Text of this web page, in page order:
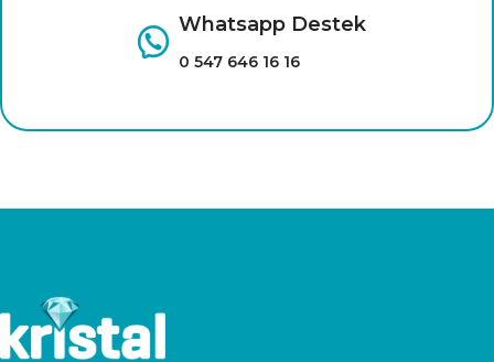
Whatsapp Destek
0 547 646 16 16